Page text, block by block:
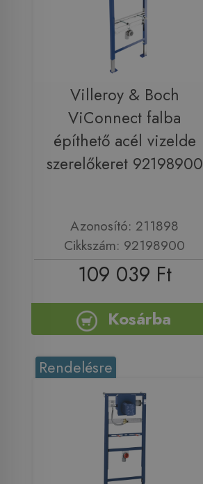
Villeroy & Boch
ViConnect falba
építhető acél vizelde
szerelőkeret 92198900
Azonosító: 211898
Cikkszám: 92198900
109 039 Ft
Kosárba
Rendelésre